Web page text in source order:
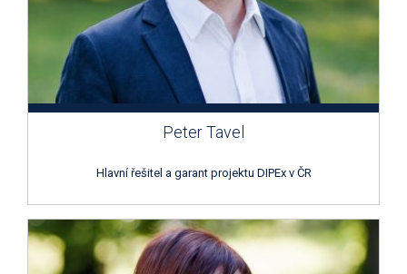
Peter Tavel
Hlavní řešitel a garant projektu DIPEx v ČR